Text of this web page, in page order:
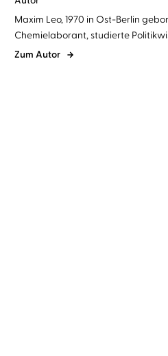
Maxim Leo, 1970 in Ost-Berlin
Chemielaborant, studierte
Zum Autor